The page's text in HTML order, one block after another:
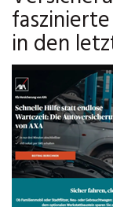
in den